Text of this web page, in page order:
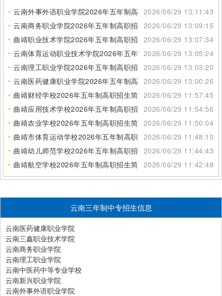
云南外事外语职业学院2026年五年制高职招生简章2026/06/29 13:11:43
云南商务职业学院2026年五年制高职招生简章2026/06/29 13:09:15
曲靖职业技术学院2026年五年制高职招生简章2026/06/29 13:07:34
云南体育运动职业技术学院2026年五年制高职招生简章
2026/06/29 13:05:24
云南理工职业学院2026年五年制高职招生简章2026/06/29 13:03:20
云南医药健康职业学院2026年五年制高职招生简章2026/06/29 13:00:26
曲靖财经学校2026年五年制高职招生简章2026/06/29 11:57:45
曲靖应用技术学校2026年五年制高职招生简章2026/06/29 11:54:56
曲靖农业学校2026年五年制高职招生简章2026/06/29 11:50:04
曲靖市体育运动学校2026年五年制高职招生简章2026/06/29 11:48:10
曲靖幼儿师范学校2026年五年制高职招生简章2026/06/29 11:44:43
曲靖航空学校2026年五年制高职招生简章2026/06/29 11:42:48
云南三年制中专招生信息
云南医药健康职业学院
云南三鑫职业技术学院
云南商务职业学院
云南理工职业学院
云南中医药中等专业学校
云南新兴职业学院
云南外事外语职业学院